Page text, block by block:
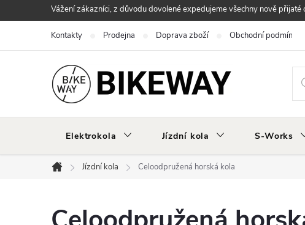
na
Vážení zákazníci, z důvodu dovolené expedujeme všechny nově
Kontakty Prodejna Doprava zboží Obchodní podmínky
Elektrokola Jízdní kola S-Works
Domů
Jízdní kola Celoodpružená horská kola